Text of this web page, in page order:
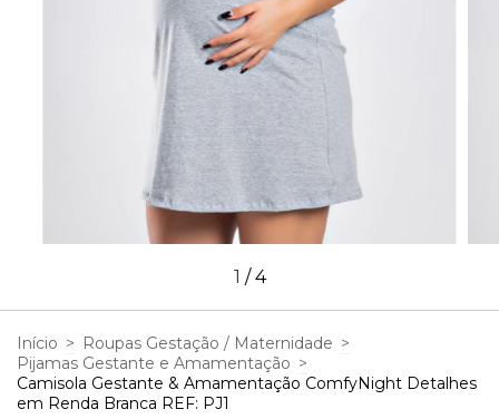
1 /4
Início > Roupas Gestação / Maternidade >
Pijamas Gestante e Amamentação >
Camisola Gestante & Amamentação ComfyNight Detalhes
em Renda Branca REF: PJ1